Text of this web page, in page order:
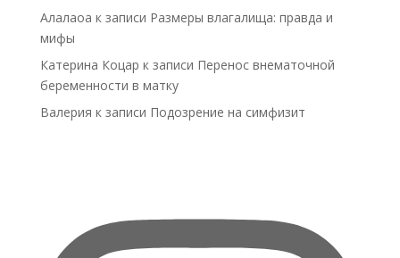
Алалаоа к записи Размеры влагалища: правда и
мифы
Катерина Коцар к записи Перенос внематочной
беременности в матку
Валерия к записи Подозрение на симфизит